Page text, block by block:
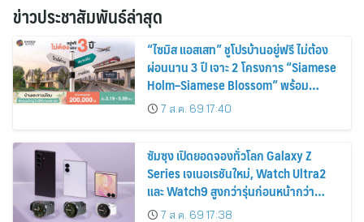
ข่าวประชาสัมพันธ์ล่าสุด
“ไซมิส แอสเสท” ชูโปรบ้านอยู่ฟรี ไม่ต้อง
ผ่อนนาน 3 ปี เจาะ 2 โครงการ “Siamese
Holm–Siamese Blossom” พร้อม
ส่วนลดและสิทธิพิเศษถึง 31 สิงหาคม
2569
7 ส.ค. 69 17:40
ซัมซุง เปิดยอดจองทั่วโลก Galaxy Z
Series เจเนอเรชันใหม่, Watch Ultra2
และ Watch9 สูงกว่ารุ่นก่อนหน้ากว่า
30%7 ส.ค. 69 17:38